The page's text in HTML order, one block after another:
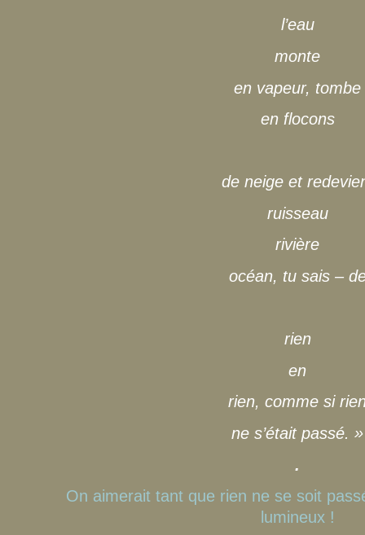
l’eau
monte
en vapeur, tombe
en flocons
de neige et
ruisseau
rivière
océan, tu sais –
rien
en
rien, comme si
ne s’était passé. »
.
On aimerait tant que rien ne se soit
lumineux !